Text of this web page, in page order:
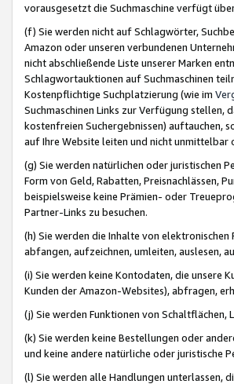
vorausgesetzt die Suchmaschine verfügt
(f) Sie werden nicht auf Schlagwörter,
Amazon oder unseren verbundenen
nicht abschließende Liste unserer Marken
Schlagwortauktionen auf Suchmaschinen
Kostenpflichtige Suchplatzierung (wie im
Suchmaschinen Links zur Verfügung stellen,
kostenfreien Suchergebnissen) auftauchen,
auf Ihre Website leiten und nicht
(g) Sie werden natürlichen oder juristischen
Form von Geld, Rabatten, Preisnachlässen,
beispielsweise keine Prämien- oder
Partner-Links zu besuchen.
(h) Sie werden die Inhalte von
abfangen, aufzeichnen, umleiten, auslesen,
(i) Sie werden keine Kontodaten, die unsere
Kunden der Amazon-Websites), abfragen,
(j) Sie werden Funktionen von
(k) Sie werden keine Bestellungen oder
und keine andere natürliche oder juristische
(l) Sie werden alle Handlungen unterlassen,